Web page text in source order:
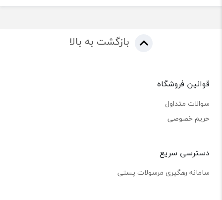
بازگشت به بالا
قوانین فروشگاه
سوالات متداول
حریم خصوصی
دسترسی سریع
سامانه رهگیری مرسولات پستی